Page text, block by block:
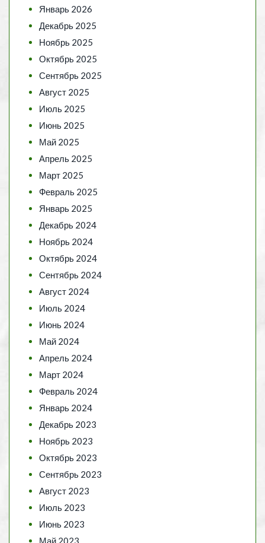
Январь 2026
Декабрь 2025
Ноябрь 2025
Октябрь 2025
Сентябрь 2025
Август 2025
Июль 2025
Июнь 2025
Май 2025
Апрель 2025
Март 2025
Февраль 2025
Январь 2025
Декабрь 2024
Ноябрь 2024
Октябрь 2024
Сентябрь 2024
Август 2024
Июль 2024
Июнь 2024
Май 2024
Апрель 2024
Март 2024
Февраль 2024
Январь 2024
Декабрь 2023
Ноябрь 2023
Октябрь 2023
Сентябрь 2023
Август 2023
Июль 2023
Июнь 2023
Май 2023